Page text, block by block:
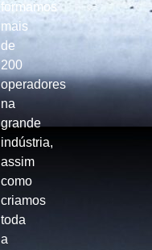
formamos
mais
de
200
operadores
na
grande
indústria,
assim
como
criamos
toda
a